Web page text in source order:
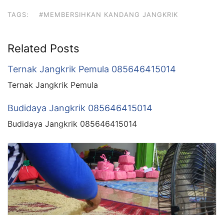
TAGS: #MEMBERSIHKAN KANDANG JANGKRIK
Related Posts
Ternak Jangkrik Pemula 085646415014
Ternak Jangkrik Pemula
Budidaya Jangkrik 085646415014
Budidaya Jangkrik 085646415014